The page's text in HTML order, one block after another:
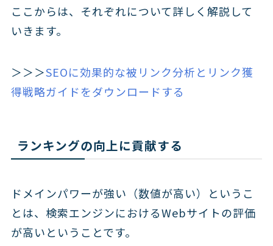
ここからは、それぞれについて詳しく解説して
いきます。
＞＞＞SEOに効果的な被リンク分析とリンク獲
得戦略ガイドをダウンロードする
ランキングの向上に貢献する
ドメインパワーが強い（数値が高い）というこ
とは、検索エンジンにおけるWebサイトの評価
が高いということです。